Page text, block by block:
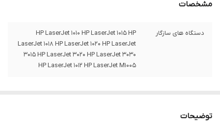
مشخصات
دستگاه های سازگار
HP LaserJet 1010 HP LaserJet 1015 HP
LaserJet 1018 HP LaserJet 1020 HP LaserJet
3015 HP LaserJet 3020 HP LaserJet 3030
HP LaserJet 1012 HP LaserJet M1005
توضیحات